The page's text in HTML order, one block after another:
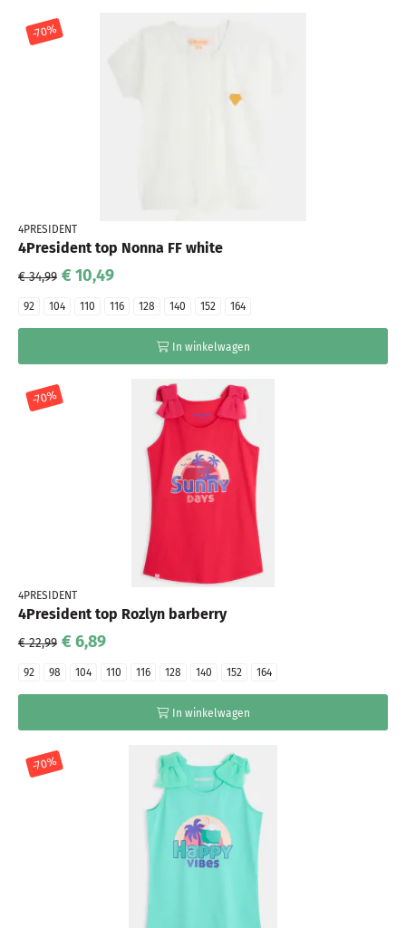
-70%
4PRESIDENT
4President top Nonna FF white
€ 34,99 € 10,49
92 104 110 116 128 140 152 164
In winkelwagen
-70%
4PRESIDENT
4President top Rozlyn barberry
€ 22,99 € 6,89
92 98 104 110 116 128 140 152 164
In winkelwagen
-70%